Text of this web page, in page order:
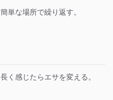
簡単な場所で繰り返す。
長く感じたらエサを変える。